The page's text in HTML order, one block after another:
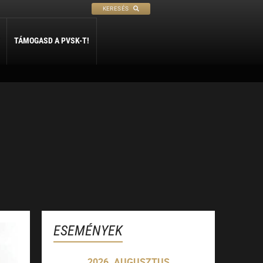
KERESÉS
TÁMOGASD A PVSK-T!
ESEMÉNYEK